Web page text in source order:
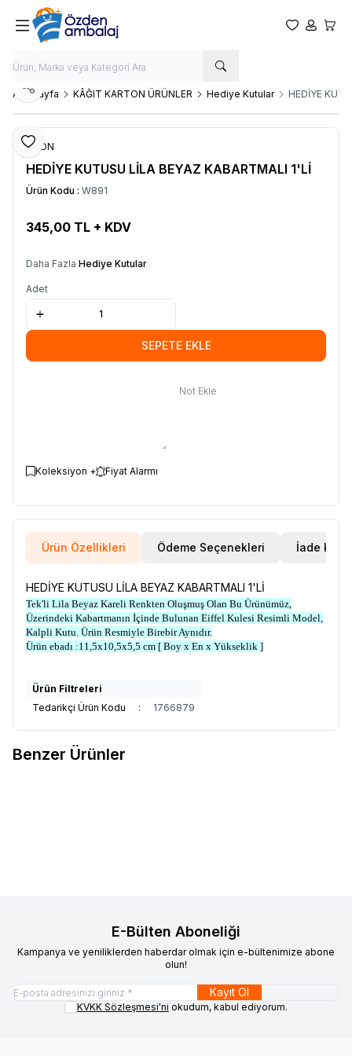
Favorilerim
Hesabım
Ana Sayfa KÂĞIT KARTON ÜRÜNLER Hediye Kutular HEDİYE
Favoriye Ekle
Paylaş
OZDN
HEDİYE KUTUSU LİLA BEYAZ KABARTMALI 1'Lİ
Ürün Kodu : W891
345,00 TL + KDV
Daha Fazla Hediye Kutular
Adet
SEPETE EKLE
Not Ekle
Koleksiyon + Fiyat Alarmı
Ürün Özellikleri Ödeme Seçenekleri İade
HEDİYE KUTUSU LİLA BEYAZ KABARTMALI 1'Lİ
Tek'li Lila Beyaz Kareli Renkten Oluşmuş Olan Bu Ürünümüz,
Üzerindeki Kabartmanın İçinde Bulunan Eiffel Kulesi Resimli Model,
Kalpli Kutu. Ürün Resmiyle Birebir Aynıdır.
Ürün ebadı :11,5x10,5x5,5 cm [ Boy x En x Yükseklik ]
Ürün Filtreleri
Tedarikçi Ürün Kodu
: 1766879
Benzer Ürünler
E-Bülten Aboneliği
Kampanya ve yeniliklerden haberdar olmak için e-bültenimize abone
olun!
Kayıt Ol
KVKK Sözleşmesi'ni okudum, kabul ediyorum.